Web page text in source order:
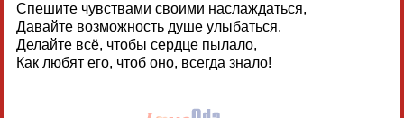
Спешите чувствами своими наслаждаться,
Давайте возможность душе улыбаться.
Делайте всё, чтобы сердце пылало,
Как любят его, чтоб оно, всегда знало!